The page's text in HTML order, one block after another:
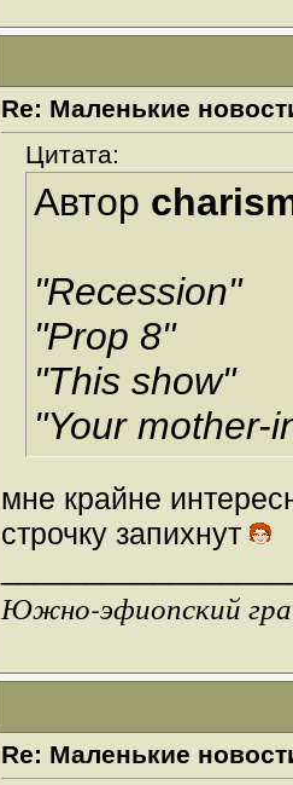
Re: Маленькие
Цитата:
Автор
"Recession"
"Prop 8"
"This show"
"Your mother-
мне крайне
строчку запихнут
Южно-эфиопский
Re: Маленькие